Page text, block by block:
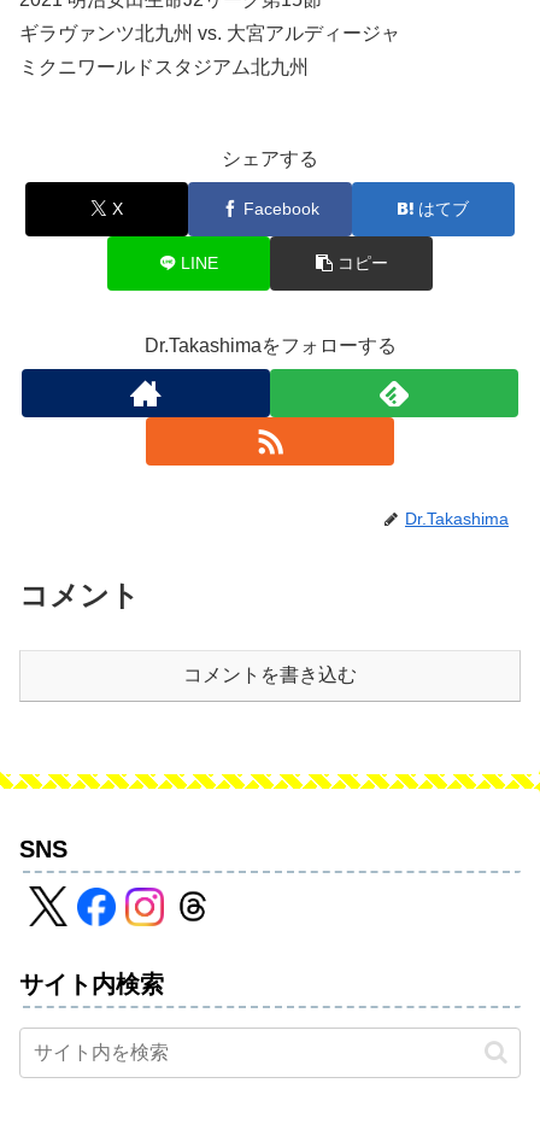
ギラヴァンツ北九州 vs. 大宮アルディージャ
ミクニワールドスタジアム北九州
シェアする
X Facebook はてブ
LINE コピー
Dr.Takashimaをフォローする
Dr.Takashima
コメント
コメントを書き込む
SNS
サイト内検索